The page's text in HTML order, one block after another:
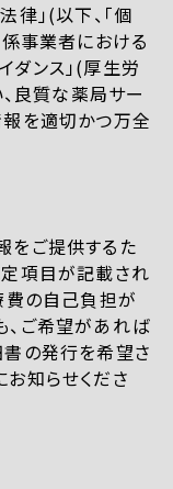
律」(以下、「個
事業者における
ダンス」(厚生労
、良質な薬局サー
報を適切かつ万全
をご提供するた
項目が記載され
費の自己負担が
、ご希望があれば
の発行を希望さ
知らせくださ